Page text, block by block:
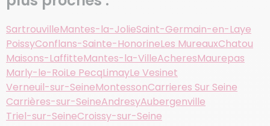
SartrouvilleMantes-la-JolieSaint-Germain-en-Laye
PoissyConflans-Sainte-HonorineLes MureauxChatou
Maisons-LaffitteMantes-la-VilleAcheresMaurepas
Marly-le-RoiLe PecqLimayLe Vesinet
Verneuil-sur-SeineMontessonCarrieres Sur Seine
Carrières-sur-SeineAndresyAubergenville
Triel-sur-SeineCroissy-sur-Seine